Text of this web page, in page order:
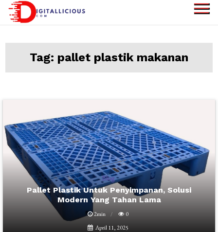
Skip
Information
Tag: pallet plastik makanan
Blog
Pallet Plastik Untuk Penyimpanan, Solusi
Modern Yang Tahan Lama
2min
0
April 11, 2025